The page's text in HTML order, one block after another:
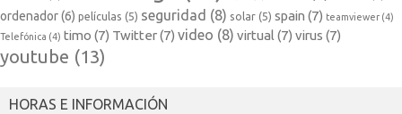
ordenador(6) películas (5) seguridad (8) solar (5) spain (7) teamviewer (4)
Telefónica (4) timo (7) Twitter(7) video (8) virtual (7) virus (7)
youtube (13)
HORAS E INFORMACIÓN